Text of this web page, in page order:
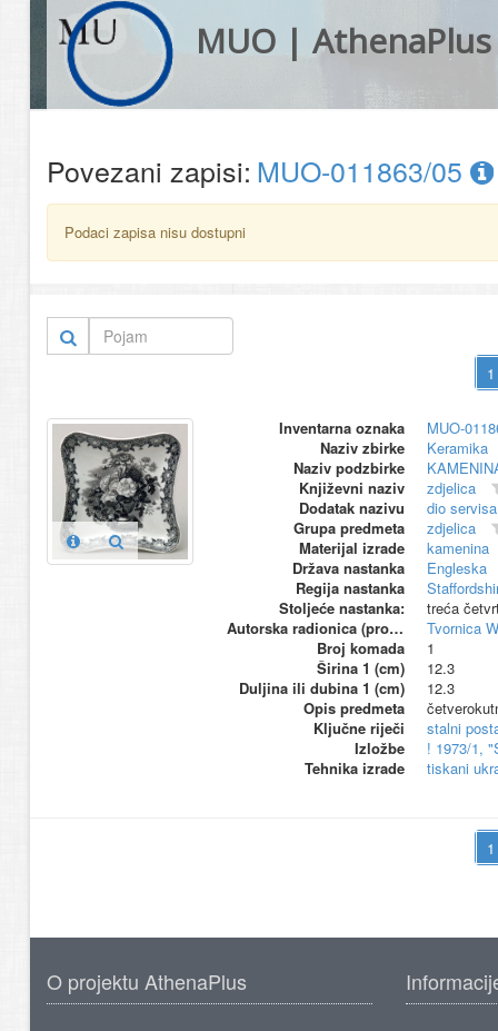
MUO | AthenaPlus
Povezani zapisi: MUO-011863/05
Podaci zapisa nisu dostupni
Inventarna oznaka
MUO-
Naziv zbirke
Keramika
Naziv podzbirke
Književni naziv
zdjelica
Dodatak nazivu
dio
Grupa predmeta
zdjelica
Materijal izrade
kamenina
Država nastanka
Engleska
Regija nastanka
Stoljeće nastanka:
treća
Autorska radionica (proizvođač)
Tvornica
Broj komada
1
Širina 1 (cm)
12.3
Duljina ili dubina 1 (cm)
12.3
Opis predmeta
Ključne riječi
stalni
Izložbe
! 1973/1,
Tehnika izrade
tiskani
O projektu AthenaPlus